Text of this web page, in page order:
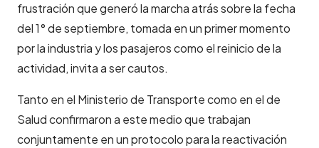
frustración que generó la marcha atrás sobre la fecha
del 1° de septiembre, tomada en un primer momento
por la industria y los pasajeros como el reinicio de la
actividad, invita a ser cautos.
Tanto en el Ministerio de Transporte como en el de
Salud confirmaron a este medio que trabajan
conjuntamente en un protocolo para la reactivación